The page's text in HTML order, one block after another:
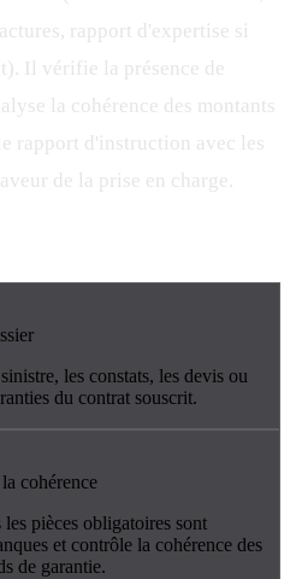
rapport d'expertise si
Il vérifie la présence de
la cohérence des montants
rapport d'instruction avec les
de la prise en charge.
les constats, les devis ou
du contrat souscrit.
cohérence
pièces obligatoires sont
et contrôle la cohérence des
de garantie.